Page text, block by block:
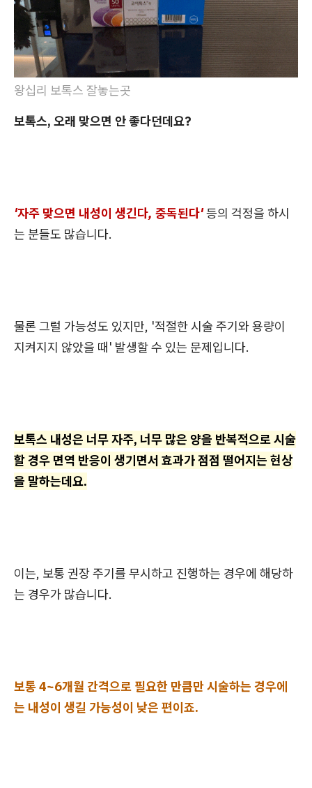
왕십리 보톡스 잘놓는곳
보톡스, 오래 맞으면 안 좋다던데요?
'자주 맞으면 내성이 생긴다, 중독된다'등의 걱정을 하시
는 분들도 많습니다.
물론 그럴 가능성도 있지만, '적절한 시술 주기와 용량이
지켜지지 않았을 때' 발생할 수 있는 문제입니다.
보톡스 내성은 너무 자주, 너무 많은 양을 반복적으로 시술
할 경우 면역 반응이 생기면서 효과가 점점 떨어지는 현상
을 말하는데요.
이는, 보통 권장 주기를 무시하고 진행하는 경우에 해당하
는 경우가 많습니다.
보통 4~6개월 간격으로 필요한 만큼만 시술하는 경우에
는 내성이 생길 가능성이 낮은 편이죠.